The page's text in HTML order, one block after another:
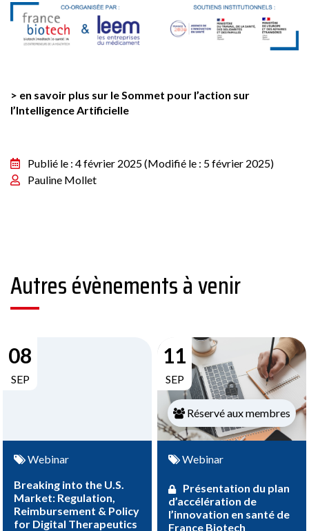
> en savoir plus sur le Sommet pour l’action sur
l’Intelligence Artificielle
Publié le : 4 février 2025(Modifié le : 5 février 2025)
Pauline Mollet
Autres évènements à venir
08
SEP
Webinar
Breaking into the U.S.
Market: Regulation,
Reimbursement & Policy
for Digital Therapeutics
11
SEP
Réservé aux membres
Webinar
Présentation du plan
d’accélération de
l’innovation en santé de
France Biotech